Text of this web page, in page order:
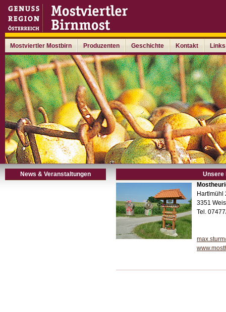
Mostviertler Mostbirn Produzenten Geschichte Kontakt Links
News & Veranstaltungen
Unsere
Hartlmühl
3351
Tel.